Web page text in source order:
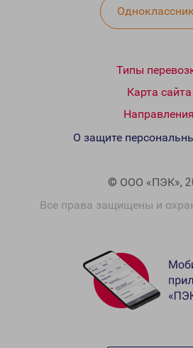
Типы
Карта сайта
Направления
© ООО «ПЭК»,
Все права защищены и
О защите